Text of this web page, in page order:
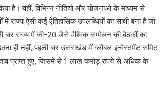
है। वहीं, विभिन्न नीतियों और योजनाओं के माध्यम से
राज्य ऐसी कई ऐतिहासिक उपलब्धियों का साक्षी बना है जो
बार राज्य में जी-20 जैसे वैश्विक सम्मेलन की बैठकों का
ही नहीं, पहली बार उत्तराखंड में ग्लोबल इन्वेस्टमेंट समिट
प्राप्त हुए, जिसमें से 1 लाख करोड़ रुपये से अधिक के